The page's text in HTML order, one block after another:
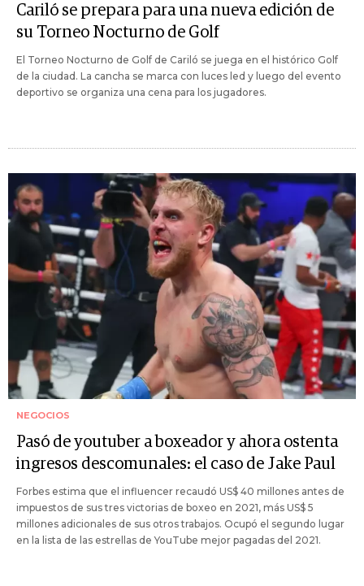
Cariló se prepara para una nueva edición de
su Torneo Nocturno de Golf
El Torneo Nocturno de Golf de Cariló se juega en el histórico Golf
de la ciudad. La cancha se marca con luces led y luego del evento
deportivo se organiza una cena para los jugadores.
NEGOCIOS
Pasó de youtuber a boxeador y ahora ostenta
ingresos descomunales: el caso de Jake Paul
Forbes estima que el influencer recaudó US$ 40 millones antes de
impuestos de sus tres victorias de boxeo en 2021, más US$ 5
millones adicionales de sus otros trabajos. Ocupó el segundo lugar
en la lista de las estrellas de YouTube mejor pagadas del 2021.